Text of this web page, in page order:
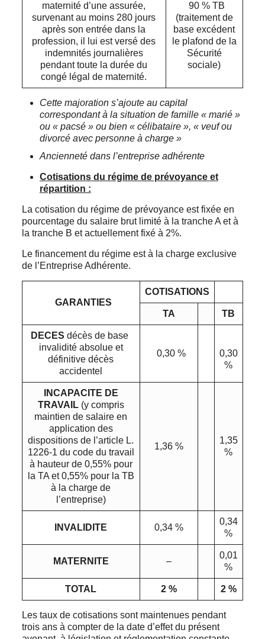
maternité d’une assurée,
survenant au moins 280 jours
après son entrée dans la
profession, il lui est versé des
indemnités journalières
pendant toute la durée du
congé légal de maternité.
90 % TB
(traitement de
base excédent
le plafond de la
Sécurité
sociale)
Cette majoration s’ajoute au capital
correspondant à la situation de famille « marié »
ou « pacsé » ou bien « célibataire », « veuf ou
divorcé avec personne à charge »
Ancienneté dans l’entreprise adhérente
Cotisations du régime de prévoyance et
répartition :
La cotisation du régime de prévoyance est fixée en
pourcentage du salaire brut limité à la tranche A et à
la tranche B et actuellement fixé à 2%.
Le financement du régime est à la charge exclusive
de l’Entreprise Adhérente.
GARANTIES
COTISATIONS
TA TB
DECES décès de base
invalidité absolue et
définitive décès
accidentel
0,30 %
0,30
%
INCAPACITE DE
TRAVAIL(y compris
maintien de salaire en
application des
dispositions de l’article L.
1226-1 du code du travail
à hauteur de 0,55% pour
la TA et 0,55% pour la TB
à la charge de
l’entreprise)
1,36 %
1,35
%
INVALIDITE 0,34 %
0,34
%
MATERNITE –
0,01
%
TOTAL 2 % 2 %
Les taux de cotisations sont maintenues pendant
trois ans à compter de la date d’effet du présent